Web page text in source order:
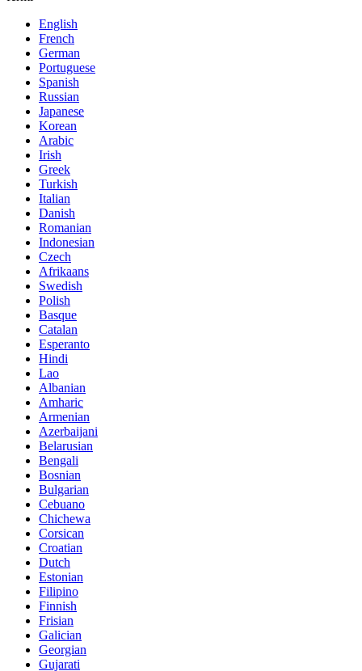
English
French
German
Portuguese
Spanish
Russian
Japanese
Korean
Arabic
Irish
Greek
Turkish
Italian
Danish
Romanian
Indonesian
Czech
Afrikaans
Swedish
Polish
Basque
Catalan
Esperanto
Hindi
Lao
Albanian
Amharic
Armenian
Azerbaijani
Belarusian
Bengali
Bosnian
Bulgarian
Cebuano
Chichewa
Corsican
Croatian
Dutch
Estonian
Filipino
Finnish
Frisian
Galician
Georgian
Gujarati